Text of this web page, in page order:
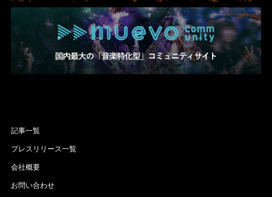
記事一覧
プレスリリース一覧
会社概要
お問い合わせ